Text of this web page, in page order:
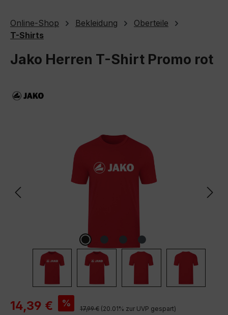
Online-Shop Bekleidung
Oberteile
T-Shirts
Jako Herren T-Shirt Promo rot
Bildergalerie überspringen
Verkaufspreis:
14,39 € % Regulärer Preis:
17,99 € (20.01% zur UVP gespart)